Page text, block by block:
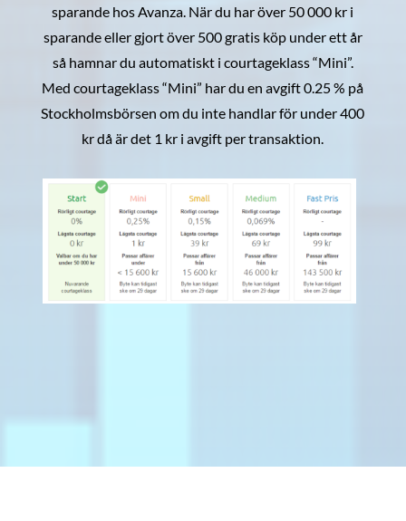
sparande hos Avanza. När du har över 50 000 kr i
sparande eller gjort över 500 gratis köp under ett år
så hamnar du automatiskt i courtageklass “Mini”.
Med courtageklass “Mini” har du en avgift 0.25 % på
Stockholmsbörsen om du inte handlar för under 400
kr då är det 1 kr i avgift per transaktion.